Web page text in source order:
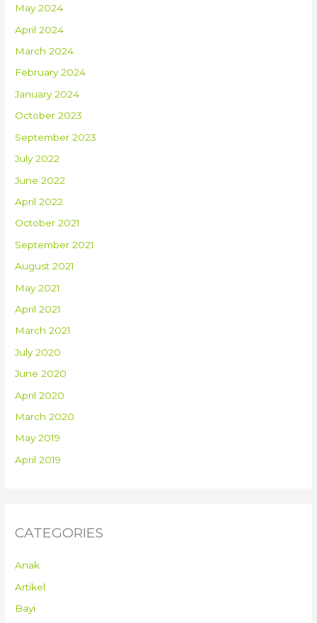
May 2024
April 2024
March 2024
February 2024
January 2024
October 2023
September 2023
July 2022
June 2022
April 2022
October 2021
September 2021
August 2021
May 2021
April 2021
March 2021
July 2020
June 2020
April 2020
March 2020
May 2019
April 2019
CATEGORIES
Anak
Artikel
Bayi